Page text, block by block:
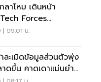
าโหม เดินหน้า
Forces
| 09:01 น.
ละเมิดข้อมูลส่วนตัวพุ่ง
ดขึ้น คาดเดาแม่นยำ